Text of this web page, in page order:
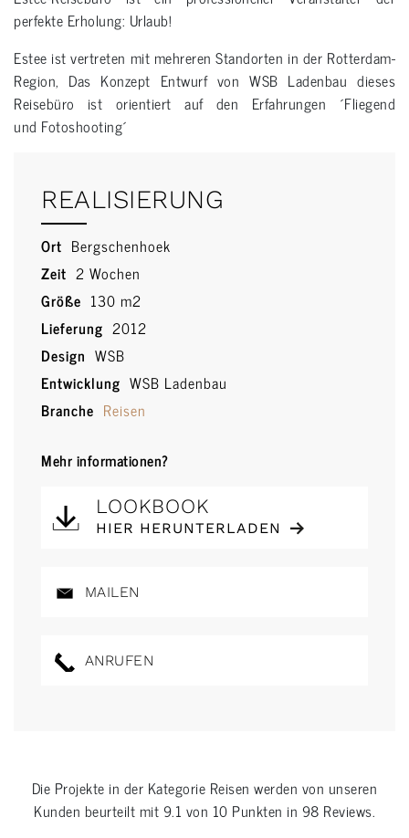
perfekte Erholung: Urlaub!
Estee ist vertreten mit mehreren Standorten in der Rotterdam-
Region, Das Konzept Entwurf von WSB Ladenbau dieses
Reisebüro ist orientiert auf den Erfahrungen ´Fliegend
und Fotoshooting´
REALISIERUNG
Ort Bergschenhoek
Zeit 2 Wochen
Größe 130 m2
Lieferung 2012
Design WSB
Entwicklung WSB Ladenbau
Branche Reisen
Mehr informationen?
LOOKBOOK
HIER HERUNTERLADEN
MAILEN
ANRUFEN
Die Projekte in der Kategorie Reisen werden von unseren
Kunden beurteilt mit9.1 von 10 Punkten in 98 Reviews.